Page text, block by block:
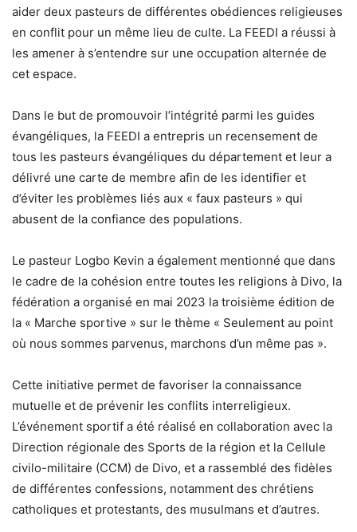
aider deux pasteurs de différentes obédiences religieuses
en conflit pour un même lieu de culte. La FEEDI a réussi à
les amener à s’entendre sur une occupation alternée de
cet espace.
Dans le but de promouvoir l’intégrité parmi les guides
évangéliques, la FEEDI a entrepris un recensement de
tous les pasteurs évangéliques du département et leur a
délivré une carte de membre afin de les identifier et
d’éviter les problèmes liés aux « faux pasteurs » qui
abusent de la confiance des populations.
Le pasteur Logbo Kevin a également mentionné que dans
le cadre de la cohésion entre toutes les religions à Divo, la
fédération a organisé en mai 2023 la troisième édition de
la « Marche sportive » sur le thème « Seulement au point
où nous sommes parvenus, marchons d’un même pas ».
Cette initiative permet de favoriser la connaissance
mutuelle et de prévenir les conflits interreligieux.
L’événement sportif a été réalisé en collaboration avec la
Direction régionale des Sports de la région et la Cellule
civilo-militaire (CCM) de Divo, et a rassemblé des fidèles
de différentes confessions, notamment des chrétiens
catholiques et protestants, des musulmans et d’autres.